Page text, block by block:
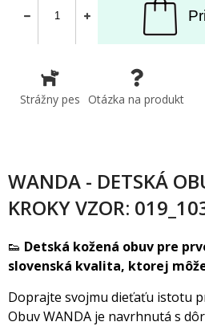
Strážny pes Otázka na produkt
WANDA - DETSKÁ
KROKY VZOR:
👟 Detská kožená obuv pre
slovenská kvalita, ktorej
Doprajte svojmu dieťaťu istotu
Obuv WANDA je navrhnutá s